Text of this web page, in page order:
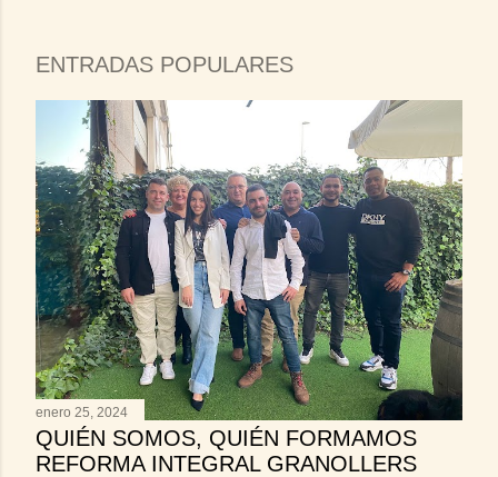
ENTRADAS POPULARES
enero 25, 2024
QUIÉN SOMOS, QUIÉN FORMAMOS
REFORMA INTEGRAL GRANOLLERS